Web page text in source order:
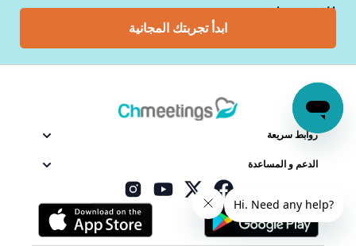
الاستخدام.
ابدأ تجربتك المجانية
روابط سريعة
الدعم و المساعدة